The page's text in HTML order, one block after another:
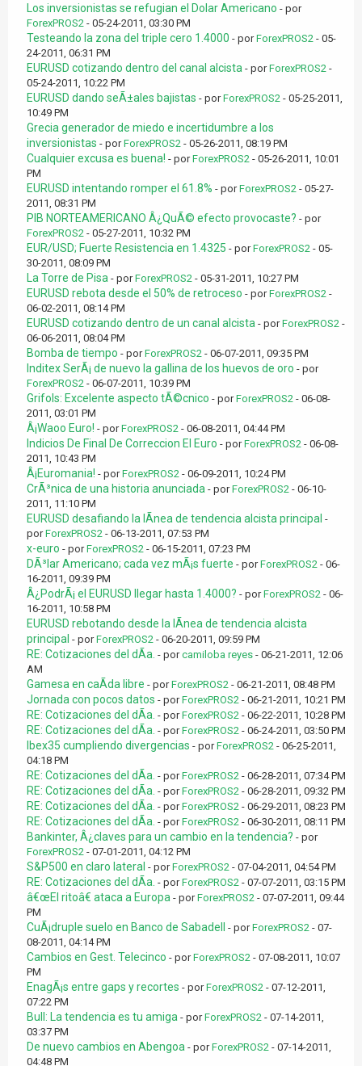
Los inversionistas se refugian el Dolar Americano - por
ForexPROS2 - 05-24-2011, 03:30 PM
Testeando la zona del triple cero 1.4000 - porForexPROS2 - 05-
24-2011, 06:31 PM
EURUSD cotizando dentro del canal alcista - porForexPROS2 -
05-24-2011, 10:22 PM
EURUSD dando seÃ±ales bajistas - porForexPROS2 - 05-25-2011,
10:49 PM
Grecia generador de miedo e incertidumbre a los
inversionistas - porForexPROS2 - 05-26-2011, 08:19 PM
Cualquier excusa es buena! - porForexPROS2 - 05-26-2011, 10:01
PM
EURUSD intentando romper el 61.8% - porForexPROS2 - 05-27-
2011, 08:31 PM
PIB NORTEAMERICANO Â¿QuÃ© efecto provocaste? - por
ForexPROS2 - 05-27-2011, 10:32 PM
EUR/USD; Fuerte Resistencia en 1.4325 - porForexPROS2 - 05-
30-2011, 08:09 PM
La Torre de Pisa - porForexPROS2 - 05-31-2011, 10:27 PM
EURUSD rebota desde el 50% de retroceso - porForexPROS2 -
06-02-2011, 08:14 PM
EURUSD cotizando dentro de un canal alcista - porForexPROS2 -
06-06-2011, 08:04 PM
Bomba de tiempo - porForexPROS2 - 06-07-2011, 09:35 PM
Inditex SerÃ¡ de nuevo la gallina de los huevos de oro - por
ForexPROS2 - 06-07-2011, 10:39 PM
Grifols: Excelente aspecto tÃ©cnico - porForexPROS2 - 06-08-
2011, 03:01 PM
Â¡Waoo Euro! - porForexPROS2 - 06-08-2011, 04:44 PM
Indicios De Final De Correccion El Euro - porForexPROS2 - 06-08-
2011, 10:43 PM
Â¡Euromania! - porForexPROS2 - 06-09-2011, 10:24 PM
CrÃ³nica de una historia anunciada - porForexPROS2 - 06-10-
2011, 11:10 PM
EURUSD desafiando la lÃ­nea de tendencia alcista principal -
porForexPROS2 - 06-13-2011, 07:53 PM
x-euro - porForexPROS2 - 06-15-2011, 07:23 PM
DÃ³lar Americano; cada vez mÃ¡s fuerte - porForexPROS2 - 06-
16-2011, 09:39 PM
Â¿PodrÃ¡ el EURUSD llegar hasta 1.4000? - porForexPROS2 - 06-
16-2011, 10:58 PM
EURUSD rebotando desde la lÃ­nea de tendencia alcista
principal - porForexPROS2 - 06-20-2011, 09:59 PM
RE: Cotizaciones del dÃ­a. - porcamiloba reyes - 06-21-2011, 12:06
AM
Gamesa en caÃ­da libre - porForexPROS2 - 06-21-2011, 08:48 PM
Jornada con pocos datos - porForexPROS2 - 06-21-2011, 10:21 PM
RE: Cotizaciones del dÃ­a. - porForexPROS2 - 06-22-2011, 10:28 PM
RE: Cotizaciones del dÃ­a. - porForexPROS2 - 06-24-2011, 03:50 PM
Ibex35 cumpliendo divergencias - porForexPROS2 - 06-25-2011,
04:18 PM
RE: Cotizaciones del dÃ­a. - porForexPROS2 - 06-28-2011, 07:34 PM
RE: Cotizaciones del dÃ­a. - porForexPROS2 - 06-28-2011, 09:32 PM
RE: Cotizaciones del dÃ­a. - porForexPROS2 - 06-29-2011, 08:23 PM
RE: Cotizaciones del dÃ­a. - porForexPROS2 - 06-30-2011, 08:11 PM
Bankinter, Â¿claves para un cambio en la tendencia? - por
ForexPROS2 - 07-01-2011, 04:12 PM
S&P500 en claro lateral - porForexPROS2 - 07-04-2011, 04:54 PM
RE: Cotizaciones del dÃ­a. - porForexPROS2 - 07-07-2011, 03:15 PM
â€œEl ritoâ€ ataca a Europa - porForexPROS2 - 07-07-2011, 09:44
PM
CuÃ¡druple suelo en Banco de Sabadell - porForexPROS2 - 07-
08-2011, 04:14 PM
Cambios en Gest. Telecinco - porForexPROS2 - 07-08-2011, 10:07
PM
EnagÃ¡s entre gaps y recortes - porForexPROS2 - 07-12-2011,
07:22 PM
Bull: La tendencia es tu amiga - porForexPROS2 - 07-14-2011,
03:37 PM
De nuevo cambios en Abengoa - porForexPROS2 - 07-14-2011,
04:48 PM